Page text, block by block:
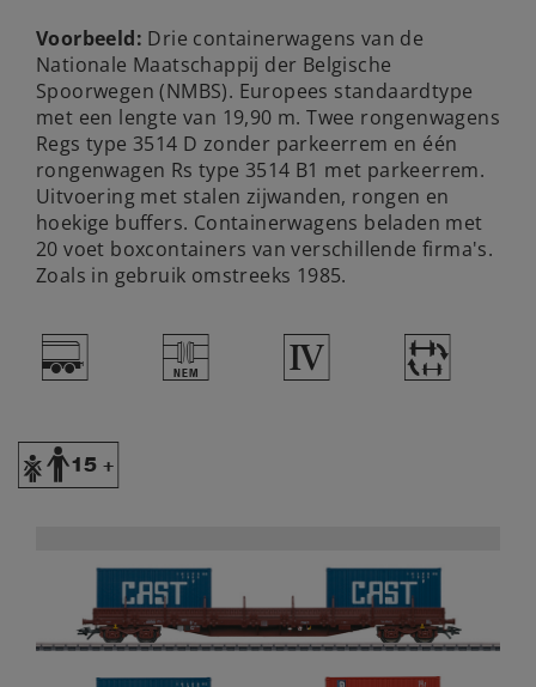
Voorbeeld: Drie containerwagens van de
Nationale Maatschappij der Belgische
Spoorwegen (NMBS). Europees standaardtype
met een lengte van 19,90 m. Twee rongenwagens
Regs type 3514 D zonder parkeerrem en één
rongenwagen Rs type 3514 B1 met parkeerrem.
Uitvoering met stalen zijwanden, rongen en
hoekige buffers. Containerwagens beladen met
20 voet boxcontainers van verschillende firma's.
Zoals in gebruik omstreeks 1985.
= U 4 ~
Y